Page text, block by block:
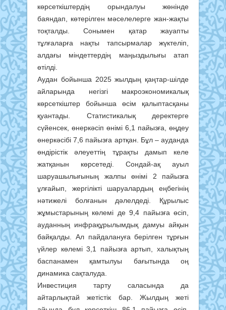
көрсеткіштердің орындалуы жөнінде
баяндап, көтерілген мәселелерге жан-жақты
тоқталды. Сонымен қатар жауапты
тұлғаларға нақты тапсырмалар жүктеліп,
алдағы міндеттердің маңыздылығы атап
өтілді.
Аудан бойынша 2025 жылдың қаңтар-шілде
айларында негізгі макроэкономикалық
көрсеткіштер бойынша өсім қалыптасқаны
қуантады. Статистикалық деректерге
сүйенсек, өнеркәсіп өнімі 6,1 пайызға, өңдеу
өнеркәсібі 7,6 пайызға артқан. Бұл – ауданда
өндірістік әлеуеттің тұрақты дамып келе
жатқанын көрсетеді. Сондай-ақ ауыл
шаруашылығының жалпы өнімі 2 пайызға
ұлғайып, жергілікті шаруалардың еңбегінің
нәтижелі болғанын дәлелдеді. Құрылыс
жұмыстарының көлемі де 9,4 пайызға өсіп,
ауданның инфрақұрылымдық дамуы айқын
байқалды. Ал пайдалануға берілген тұрғын
үйлер көлемі 3,1 пайызға артып, халықтың
баспанамен қамтылуы бағытында оң
динамика сақталуда.
Инвестиция тарту саласында да
айтарлықтай жетістік бар. Жылдың жеті